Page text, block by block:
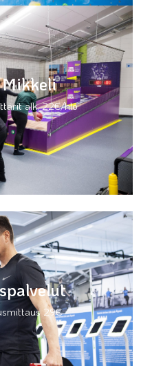
alk. 22€/hlö
29€